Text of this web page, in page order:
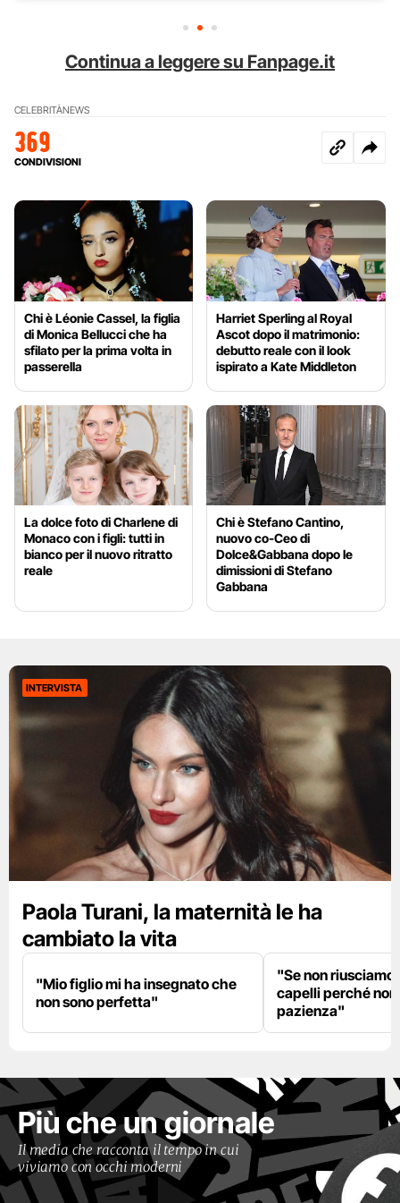
Continua a leggere su Fanpage.it
CELEBRITÀNEWS
369
CONDIVISIONI
Chi è Léonie Cassel, la figlia
di Monica Bellucci che ha
sfilato per la prima volta in
passerella
Harriet Sperling al Royal
Ascot dopo il matrimonio:
debutto reale con il look
ispirato a Kate Middleton
La dolce foto di Charlene di
Monaco con i figli: tutti in
bianco per il nuovo ritratto
reale
Chi è Stefano Cantino,
nuovo co-Ceo di
Dolce&Gabbana dopo le
dimissioni di Stefano
Gabbana
INTERVISTA
Paola Turani, la maternità le ha
cambiato la vita
"Mio figlio mi ha insegnato che
non sono perfetta"
"Se non riusciamo
capelli perché
pazienza"
Più che un giornale
Il media che racconta il tempo in cui
viviamo con occhi moderni